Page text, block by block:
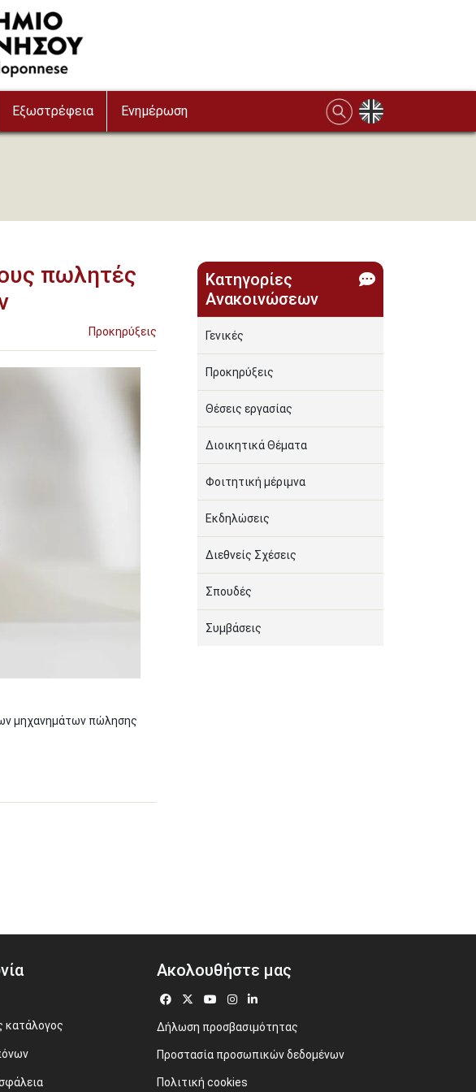
Εξωστρέφεια Ενημέρωση
πωλητές
Προκηρύξεις
μηχανημάτων πώλησης
Κατηγορίες
Ανακοινώσεων
Γενικές
Προκηρύξεις
Θέσεις εργασίας
Διοικητικά Θέματα
Φοιτητική μέριμνα
Εκδηλώσεις
Διεθνείς Σχέσεις
Σπουδές
Συμβάσεις
κατάλογος
Ακολουθήστε μας
Δήλωση προσβασιμότητας
Προστασία προσωπικών δεδομένων
Πολιτική cookies